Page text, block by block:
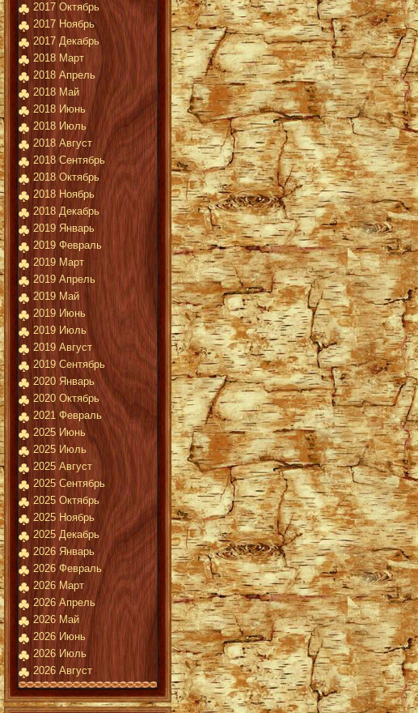
2017 Октябрь
2017 Ноябрь
2017 Декабрь
2018 Март
2018 Апрель
2018 Май
2018 Июнь
2018 Июль
2018 Август
2018 Сентябрь
2018 Октябрь
2018 Ноябрь
2018 Декабрь
2019 Январь
2019 Февраль
2019 Март
2019 Апрель
2019 Май
2019 Июнь
2019 Июль
2019 Август
2019 Сентябрь
2020 Январь
2020 Октябрь
2021 Февраль
2025 Июнь
2025 Июль
2025 Август
2025 Сентябрь
2025 Октябрь
2025 Ноябрь
2025 Декабрь
2026 Январь
2026 Февраль
2026 Март
2026 Апрель
2026 Май
2026 Июнь
2026 Июль
2026 Август